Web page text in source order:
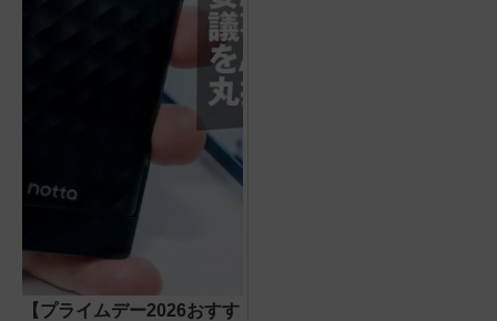
【プライムデー2026おすす